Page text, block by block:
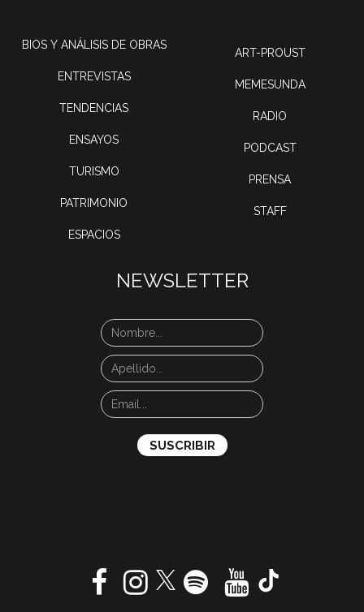
BIOS Y ANÁLISIS DE OBRAS
ENTREVISTAS
TENDENCIAS
ENSAYOS
TURISMO
PATRIMONIO
ESPACIOS
ART-PROUST
MEMESUNDA
RADIO
PODCAST
PRENSA
STAFF
NEWSLETTER